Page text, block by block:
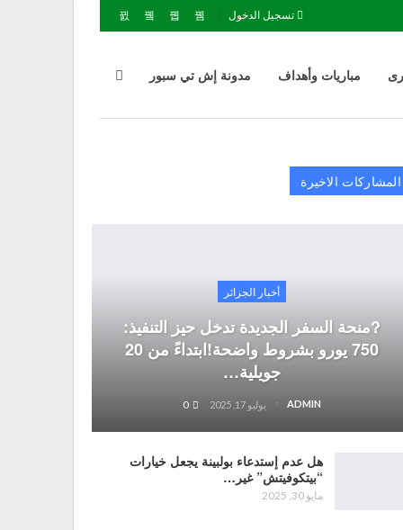
تسجيل الدخول
مباريات وأهداف مدونة إش تي سبور
المشاركات الاخيرة
أخبار الجزائر
?منحة السفر الجديدة تدخل حيز التنفيذ:
750 يورو بشروط واضحة!ابتداءً من 20
جويلية…
ADMIN يوليو 17, 2025 0
هل عدم إستدعاء بولبينة يجعل خيارات
“بيتكوفيتش” غير…
مايو 30, 2025